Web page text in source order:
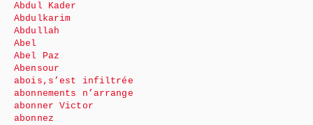
Abdul Kader
Abdulkarim
Abdullah
Abel
Abel Paz
Abensour
abois,s’est infiltrée
abonnements n’arrange
abonner Victor
abonnez